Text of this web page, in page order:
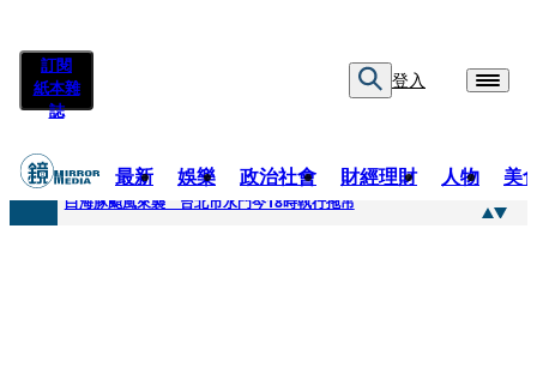
訂閱
紙本雜
誌
登入
最新 娛樂 政治社會 財經理財 人物 美
快訊
白海豚颱風來襲 台北市水門今18時執行拖吊